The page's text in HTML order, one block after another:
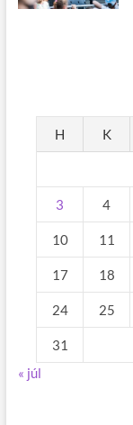
H K
3 4
10 11
17 18
24 25
31
« júl